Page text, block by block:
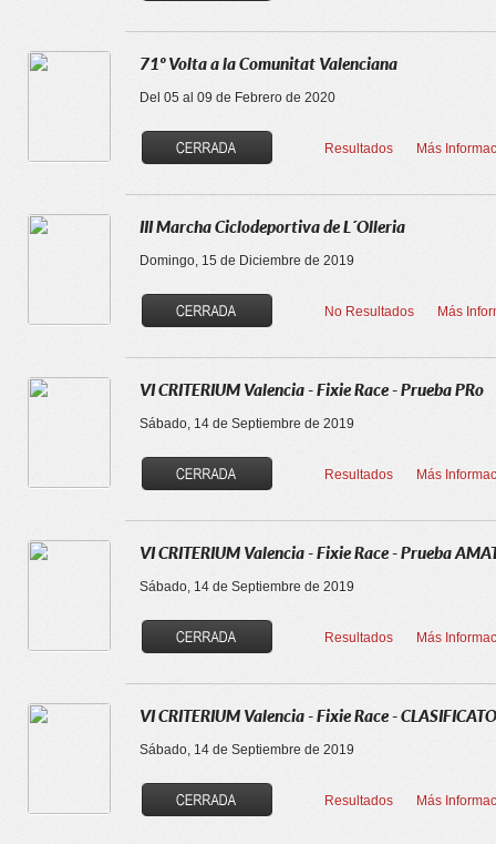
71º Volta a la Comunitat Valenciana
Del 05 al 09 de Febrero de 2020
Resultados Más
III Marcha Ciclodeportiva de L´Olleria
Domingo, 15 de Diciembre de 2019
No Resultados Más
VI CRITERIUM Valencia - Fixie Race - Prueba PRo
Sábado, 14 de Septiembre de 2019
Resultados Más
VI CRITERIUM Valencia - Fixie Race - Prueba
Sábado, 14 de Septiembre de 2019
Resultados Más
VI CRITERIUM Valencia - Fixie Race -
Sábado, 14 de Septiembre de 2019
Resultados Más